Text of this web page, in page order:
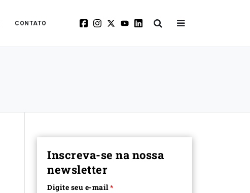
CONTATO
Inscreva-se na nossa
newsletter
Digite seu e-mail*